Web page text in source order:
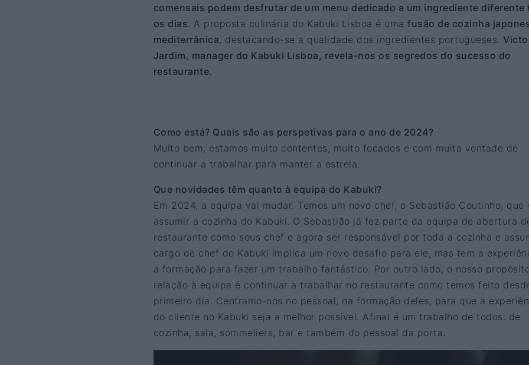
comensais podem desfrutar de um menu dedicado a um ingrediente diferente
os dias. A proposta culinária do Kabuki Lisboa é uma fusão de cozinha
mediterrânica, destacando-se a qualidade dos ingredientes portugueses.
Jardim, manager do Kabuki Lisboa, revela-nos os segredos do sucesso do
restaurante.
Como está? Quais são as perspetivas para o ano de 2024?
Muito bem, estamos muito contentes, muito focados e com muita vontade de
continuar a trabalhar para manter a estrela.
Que novidades têm quanto à equipa do Kabuki?
Em 2024, a equipa vai mudar. Temos um novo chef, o Sebastião Coutinho, que
assumir a cozinha do Kabuki. O Sebastião já fez parte da equipa de abertura
restaurante como sous chef e agora ser responsável por toda a cozinha e
cargo de chef do Kabuki implica um novo desafio para ele, mas tem a
a formação para fazer um trabalho fantástico. Por outro lado, o nosso
relação à equipa é continuar a trabalhar no restaurante como temos feito
primeiro dia. Centramo-nos no pessoal, na formação deles, para que a
do cliente no Kabuki seja a melhor possível. Afinal é um trabalho de todos: de
cozinha, sala, sommeliers, bar e também do pessoal da porta.